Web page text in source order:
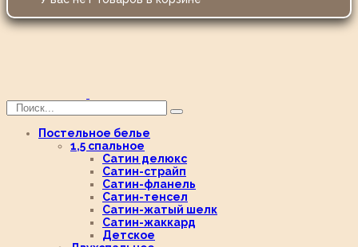
Постельное белье
1,5 спальное
Сатин делюкс
Сатин-страйп
Сатин-фланель
Сатин-тенсел
Сатин-жатый шелк
Сатин-жаккард
Детское